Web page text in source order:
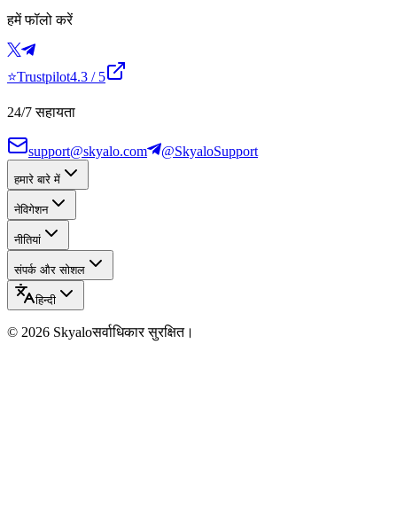
हमें फॉलो करें
⭐Trustpilot4.3 / 5
24/7 सहायता
support@skyalo.com @SkyaloSupport
हमारे बारे में
नेविगेशन
नीतियां
संपर्क और सोशल
हिन्दी
© 2026 Skyaloसर्वाधिकार सुरक्षित।